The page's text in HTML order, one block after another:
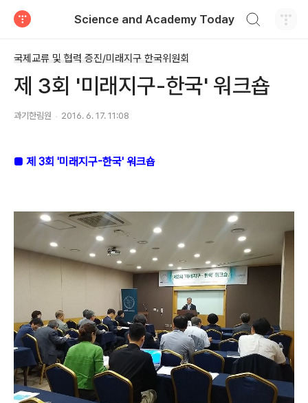
Science and Academy Today
국제교류 및 협력 증진/미래지구 한국위원회
제 3회 '미래지구-한국' 워크숍
과기한림원 2016. 6. 17. 11:08
■ 제 3회 '미래지구-한국' 워크숍